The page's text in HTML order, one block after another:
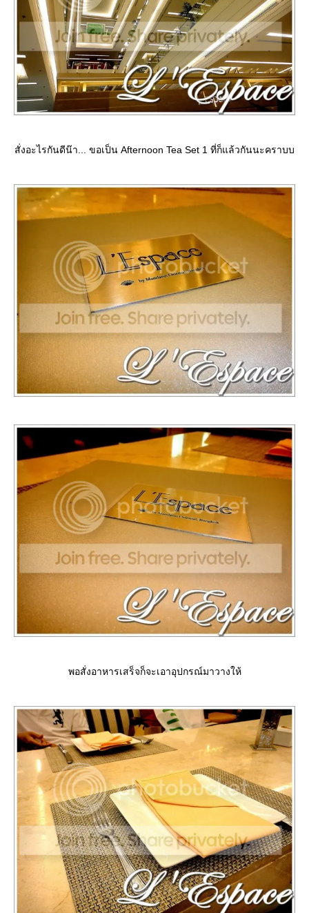
สั่งอะไรกันดีน๊า... ขอเป็น Afternoon Tea Set 1 ที่ก็แล้วกันนะคราบบ
พอสั่งอาหารเสร็จก็จะเอาอุปกรณ์มาวางให้